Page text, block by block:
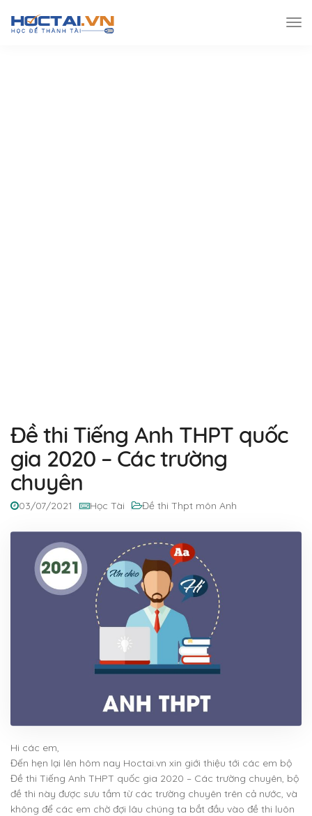
Đề thi Tiếng Anh THPT quốc
gia 2020 – Các trường
chuyên
03/07/2021 Học Tài Đề thi Thpt môn Anh
Hi các em,
Đến hẹn lại lên hôm nay Hoctai.vn xin giới thiệu tới các em bộ
Đề thi Tiếng Anh THPT quốc gia 2020 – Các trường chuyên, bộ
đề thi này được sưu tầm từ các trường chuyên trên cả nước, và
không để các em chờ đợi lâu chúng ta bắt đầu vào đề thi luôn